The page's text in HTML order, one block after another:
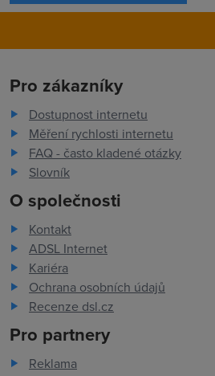
Pro zákazníky
Dostupnost internetu
Měření rychlosti internetu
FAQ - často kladené otázky
Slovník
O společnosti
Kontakt
ADSL Internet
Kariéra
Ochrana osobních údajů
Recenze dsl.cz
Pro partnery
Reklama